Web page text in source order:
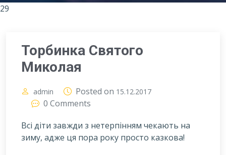
29
Торбинка Святого
Миколая
admin Posted on 15.12.2017
0 Comments
Всі діти завжди з нетерпінням чекають на
зиму, адже ця пора року просто казкова!